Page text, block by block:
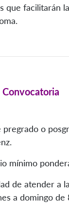
que facilitarán
o
mínimo
de atender a
a domingo de